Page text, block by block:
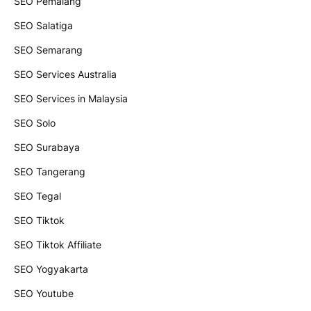
SEO Salatiga
SEO Semarang
SEO Services Australia
SEO Services in Malaysia
SEO Solo
SEO Surabaya
SEO Tangerang
SEO Tegal
SEO Tiktok
SEO Tiktok Affiliate
SEO Yogyakarta
SEO Youtube